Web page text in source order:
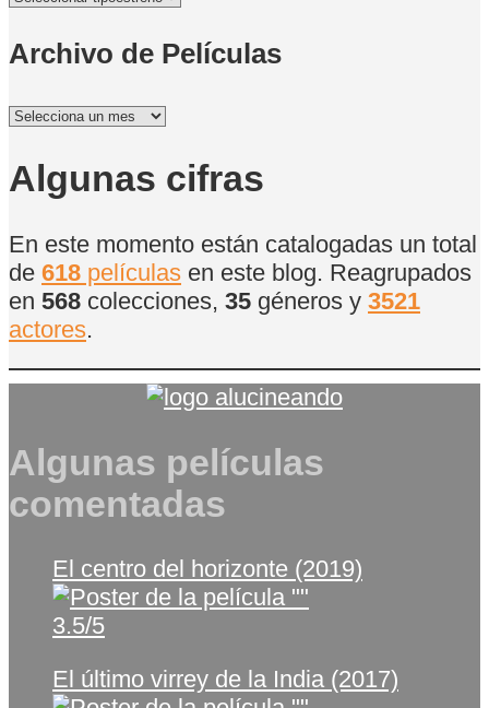
Archivo de Películas
Archivo
Películas
Algunas cifras
En este momento están catalogadas un total
de 618 películas en este blog. Reagrupados
en 568 colecciones, 35 géneros y 3521
actores.
Algunas películas
comentadas
El centro del horizonte (2019)
3.5/5
El último virrey de la India (2017)